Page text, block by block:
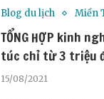
Blog du lịch Miền
TỔNG HỢP kinh
túc chỉ từ 3 triệu
15/08/2021